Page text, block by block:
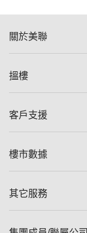
關於美聯
美聯集團
人才招募
搵樓
一手新盤
減價
美聯豪宅
獨家樓盤
租盤
客戶支援
自助放盤
查詢熱線
樓市數據
樓價指數
其它服務
屋苑專頁